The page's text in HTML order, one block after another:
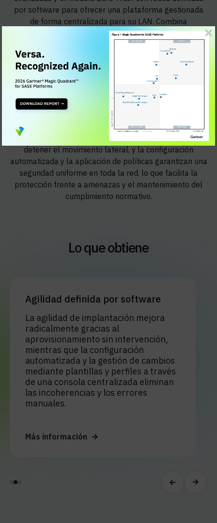
por software para ofrecer una plataforma gestionada
de forma centralizada para su LAN. Combina
conmutación, enrutamiento, seguridad y servicios de red
en una única plataforma independiente del hardware.
Este enfoque proporciona mayor fiabilidad, control y
flexibilidad; reduce los costes y la complejidad; y
mejora la agilidad de implementación mediante el
aprovisionamiento sin intervención y la gestión
centralizada.
Cada conmutador y punto de acceso de la LAN se
convierte en un punto de aplicación de Zero Trust para
detener el movimiento lateral, y la configuración
automatizada y la aplicación de políticas garantizan una
seguridad uniforme en toda la red, lo que facilita la
protección frente a amenazas y el mantenimiento del
cumplimiento normativo.
Lo que obtiene
Agilidad definida por software
La agilidad de implantación mejora
radicalmente gracias al
aprovisionamiento sin intervención,
mientras que la configuración
automatizada y la gestión de cambios
mediante plantillas y perfiles a través
de una consola centralizada eliminan
las incoherencias y los errores
manuales.
Más información